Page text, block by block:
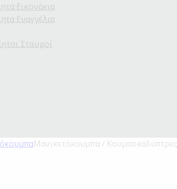
Εικονάκια
Ευαγγέλια
Σταυροί
Μανικετόκουμπα / Κουμποκαλύπτρες